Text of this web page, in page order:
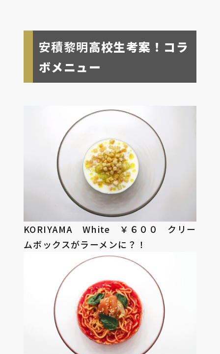
安積黎明高校生考案！コラ
ボメニュー
KORIYAMA White ￥６００ クリー
ムボックスがラーメンに？！